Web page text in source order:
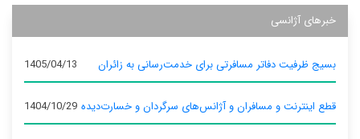
خبرهای آژانسی
بسیج ظرفیت دفاتر مسافرتی برای خدمت‌رسانی به زائران 1405/04/13
قطع اینترنت و مسافران و آژانس‌های سرگردان و خسارت‌دیده 1404/10/29